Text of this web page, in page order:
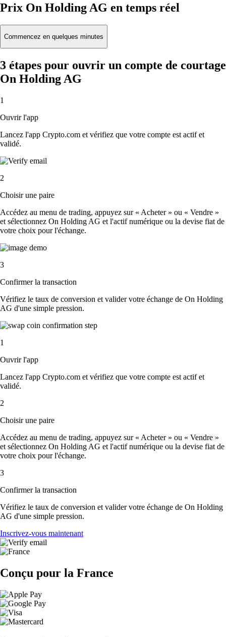
Prix On Holding AG en temps réel
Commencez en quelques minutes
3 étapes pour ouvrir un compte de courtage
On Holding AG
1
Ouvrir l'app
Lancez l'app Crypto.com et vérifiez que votre compte est actif et
validé.
2
Choisir une paire
Accédez au menu de trading, appuyez sur « Acheter » ou « Vendre »
et sélectionnez On Holding AG et l'actif numérique ou la devise fiat de
votre choix pour l'échange.
3
Confirmer la transaction
Vérifiez le taux de conversion et valider votre échange de On Holding
AG d'une simple pression.
1
Ouvrir l'app
Lancez l'app Crypto.com et vérifiez que votre compte est actif et
validé.
2
Choisir une paire
Accédez au menu de trading, appuyez sur « Acheter » ou « Vendre »
et sélectionnez On Holding AG et l'actif numérique ou la devise fiat de
votre choix pour l'échange.
3
Confirmer la transaction
Vérifiez le taux de conversion et valider votre échange de On Holding
AG d'une simple pression.
Inscrivez-vous maintenant
Conçu pour la France